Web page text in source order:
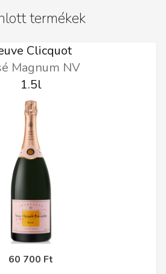
termékek
Clicquot
Magnum NV
1.5l
60 700 Ft